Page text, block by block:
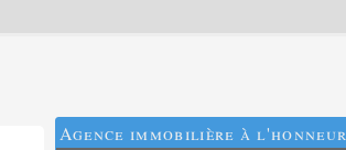
Agence immobilière à l'honneur